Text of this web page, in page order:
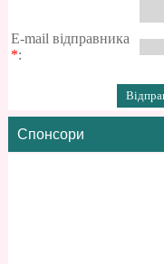
E-mail відправника
*:
Спонсори